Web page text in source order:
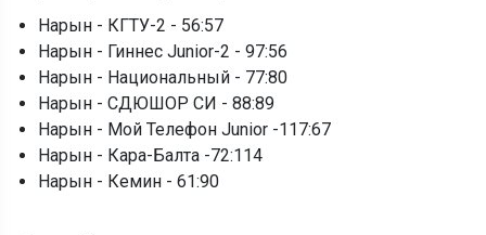
Нарын - КГТУ-2 - 56:57
Нарын - Гиннес Junior-2 - 97:56
Нарын - Национальный - 77:80
Нарын - СДЮШОР СИ - 88:89
Нарын - Мой Телефон Junior -117:67
Нарын - Кара-Балта -72:114
Нарын - Кемин - 61:90